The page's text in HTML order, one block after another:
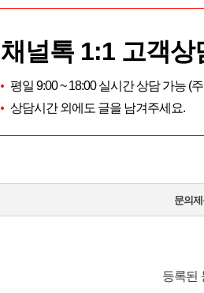
채널톡 1:1 고객상
평일 9:00 ~ 18:00 실시간 상담 가능 (
상담시간 외에도 글을 남겨주세요.
문의
등록된